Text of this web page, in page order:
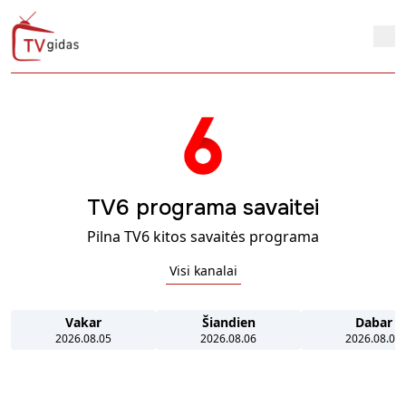
TV6 programa savaitei
Pilna TV6 kitos savaitės programa
Visi kanalai
Vakar
2026.08.05
Šiandien
2026.08.06
Dabar
2026.08.06